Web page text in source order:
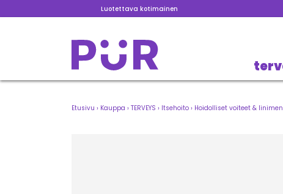
Luotettava kotimainen
Etusivu › Kauppa › TERVEYS › Itsehoito › Hoidolliset voiteet &